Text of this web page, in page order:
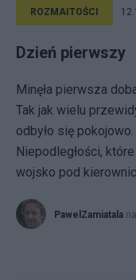
ROZMAITOŚCI
Dzień pierwszy
Minęła pierwsza
Tak jak wielu
odbyło się
Niepodległości,
wojsko pod
PawelZamiatala